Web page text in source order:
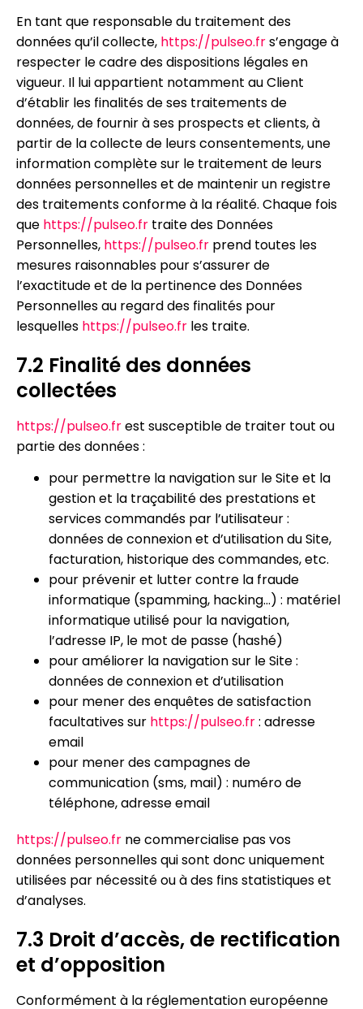
En tant que responsable du traitement des
données qu’il collecte, https://pulseo.frs’engage à
respecter le cadre des dispositions légales en
vigueur. Il lui appartient notamment au Client
d’établir les finalités de ses traitements de
données, de fournir à ses prospects et clients, à
partir de la collecte de leurs consentements, une
information complète sur le traitement de leurs
données personnelles et de maintenir un registre
des traitements conforme à la réalité. Chaque fois
que https://pulseo.fr traite des Données
Personnelles, https://pulseo.fr prend toutes les
mesures raisonnables pour s’assurer de
l’exactitude et de la pertinence des Données
Personnelles au regard des finalités pour
lesquelles https://pulseo.fr les traite.
7.2 Finalité des données
collectées
https://pulseo.frest susceptible de traiter tout ou
partie des données :
pour permettre la navigation sur le Site et la
gestion et la traçabilité des prestations et
services commandés par l’utilisateur :
données de connexion et d’utilisation du Site,
facturation, historique des commandes, etc.
pour prévenir et lutter contre la fraude
informatique (spamming, hacking…) : matériel
informatique utilisé pour la navigation,
l’adresse IP, le mot de passe (hashé)
pour améliorer la navigation sur le Site :
données de connexion et d’utilisation
pour mener des enquêtes de satisfaction
facultatives sur https://pulseo.fr: adresse
email
pour mener des campagnes de
communication (sms, mail) : numéro de
téléphone, adresse email
https://pulseo.fr ne commercialise pas vos
données personnelles qui sont donc uniquement
utilisées par nécessité ou à des fins statistiques et
d’analyses.
7.3 Droit d’accès, de rectification
et d’opposition
Conformément à la réglementation européenne